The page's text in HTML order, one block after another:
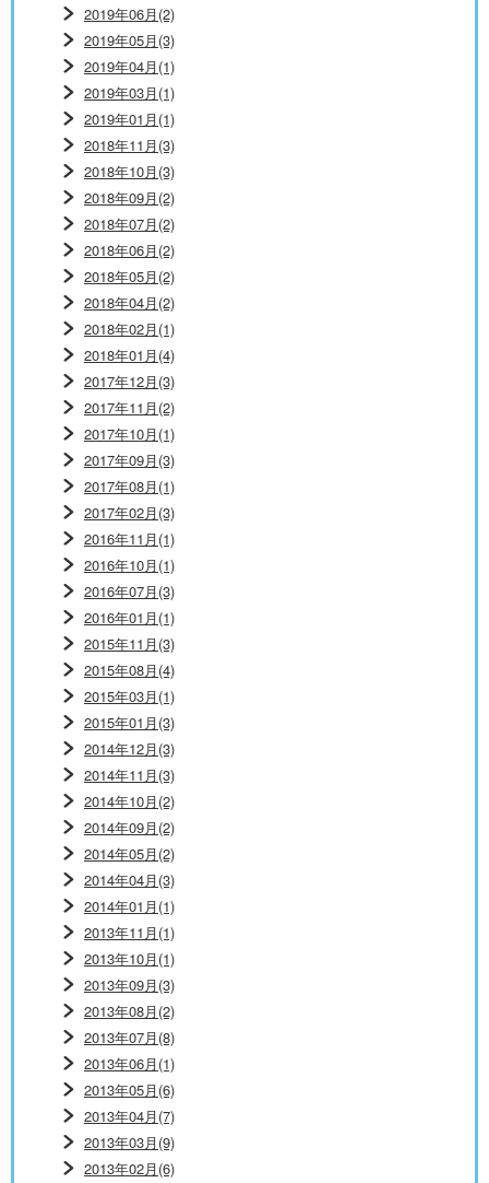
2019年06月(2)
2019年05月(3)
2019年04月(1)
2019年03月(1)
2019年01月(1)
2018年11月(3)
2018年10月(3)
2018年09月(2)
2018年07月(2)
2018年06月(2)
2018年05月(2)
2018年04月(2)
2018年02月(1)
2018年01月(4)
2017年12月(3)
2017年11月(2)
2017年10月(1)
2017年09月(3)
2017年08月(1)
2017年02月(3)
2016年11月(1)
2016年10月(1)
2016年07月(3)
2016年01月(1)
2015年11月(3)
2015年08月(4)
2015年03月(1)
2015年01月(3)
2014年12月(3)
2014年11月(3)
2014年10月(2)
2014年09月(2)
2014年05月(2)
2014年04月(3)
2014年01月(1)
2013年11月(1)
2013年10月(1)
2013年09月(3)
2013年08月(2)
2013年07月(8)
2013年06月(1)
2013年05月(6)
2013年04月(7)
2013年03月(9)
2013年02月(6)